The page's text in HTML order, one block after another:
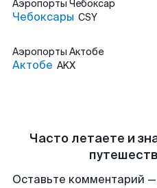
Аэропорты Чебоксар
Чебоксары CSY
Аэропорты Актобе
Актобе AKX
Часто летаете и
Оставьте комментарий